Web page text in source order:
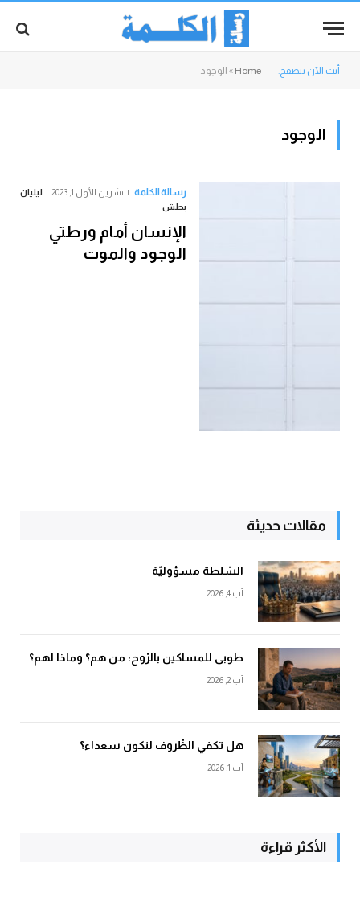
أنت الآن تتصفح: Home
» الوجود
الوجود
رسالة الكلمة تشرين الأول 1, 2023
ليليان
بطش
الإنسان أمام ورطتي
الوجود والموت
مقالات حديثة
السّلطة مسؤوليّة
آب 4, 2026
طوبى للمساكين بالرّوح: من هم؟ وماذا لهم؟
آب 2, 2026
هل تكفي الظّروف لنكون سعداء؟
آب 1, 2026
الأكثر قراءة